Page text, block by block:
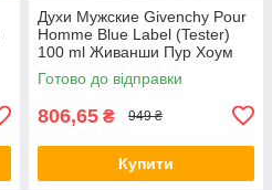
Духи Мужские Givenchy Pour
Homme Blue Label (Tester)
100 ml Живанши Пур Хоум
Блю Лейбл (Тестер) 100 мл
all К
Готово до відправки
806,65 ₴ 949 ₴
Купити